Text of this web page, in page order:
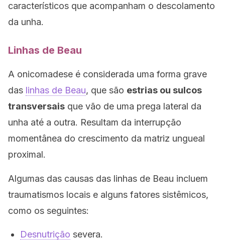
característicos que acompanham o descolamento
da unha.
Linhas de Beau
A onicomadese é considerada uma forma grave
das linhas de Beau, que são estrias ou sulcos
transversais que vão de uma prega lateral da
unha até a outra. Resultam da interrupção
momentânea do crescimento da matriz ungueal
proximal.
Algumas das causas das linhas de Beau incluem
traumatismos locais e alguns fatores sistêmicos,
como os seguintes:
Desnutrição severa.